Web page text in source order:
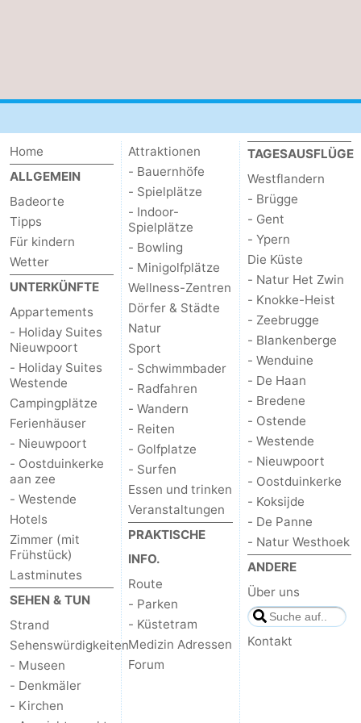
-
Schwimmbader
-
Radfahren
-
Wandern
-
Reiten
-
Golfplatze
-
Surfen
Essen
und
trinken
Veranstaltungen
Praktisch
Forum
Route
-
Parken
-
Küstetram
Medizin
Adressen
Region
Westflandern
Brügge
Home
ALLGEMEIN
Badeorte
Tipps
Für kindern
Wetter
UNTERKÜNFTE
Appartements
- Holiday Suites
Nieuwpoort
- Holiday Suites
Westende
Campingplätze
Ferienhäuser
- Nieuwpoort
- Oostduinkerke
aan zee
- Westende
Hotels
Zimmer (mit
Frühstück)
Lastminutes
SEHEN & TUN
Strand
Sehenswürdigkeiten
- Museen
- Denkmäler
- Kirchen
Attraktionen
- Bauernhöfe
- Spielplätze
- Indoor-
Spielplätze
- Bowling
- Minigolfplätze
Wellness-Zentren
Dörfer & Städte
Natur
Sport
- Schwimmbader
- Radfahren
- Wandern
- Reiten
- Golfplatze
- Surfen
Essen und trinken
Veranstaltungen
PRAKTISCHE
INFO.
Route
- Parken
- Küstetram
Medizin Adressen
Forum
TAGESAUSFLÜGE
Westflandern
- Brügge
- Gent
- Ypern
Die Küste
- Natur Het Zwin
- Knokke-Heist
- Zeebrugge
- Blankenberge
- Wenduine
- De Haan
- Bredene
- Ostende
- Westende
- Nieuwpoort
- Oostduinkerke
- Koksijde
- De Panne
- Natur Westhoek
ANDERE
Über uns
Kontakt